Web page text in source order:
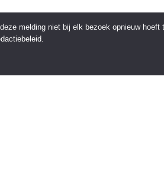
melding niet bij elk bezoek opnieuw hoeft